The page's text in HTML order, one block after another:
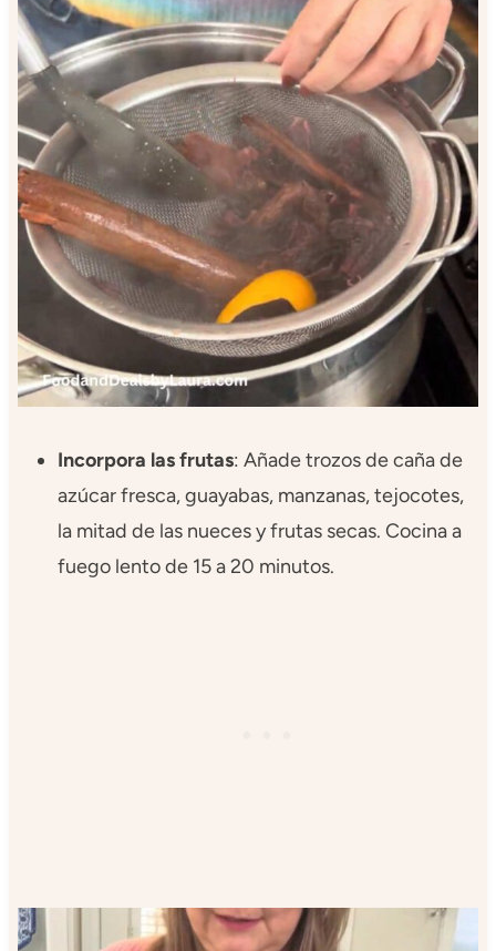
Incorpora las frutas: Añade trozos de caña de
azúcar fresca, guayabas, manzanas, tejocotes,
la mitad de las nueces y frutas secas. Cocina a
fuego lento de 15 a 20 minutos.